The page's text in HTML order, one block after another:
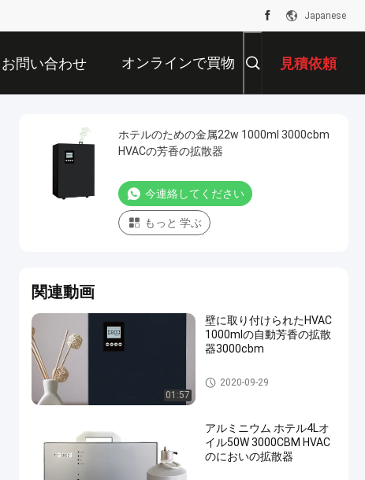
Japanese
お問い合わせ オンラインで買物
をすること
見積依頼
ホテルのための金属22w 1000ml 3000cbm
HVACの芳香の拡散器
今連絡してください
もっと 学ぶ
関連動画
01:57
壁に取り付けられたHVAC
1000mlの自動芳香の拡散
器3000cbm
自動フレグランスディフュー
ザー
2020-09-29
アルミニウム ホテル4Lオ
イル50W 3000CBM HVAC
のにおいの拡散器